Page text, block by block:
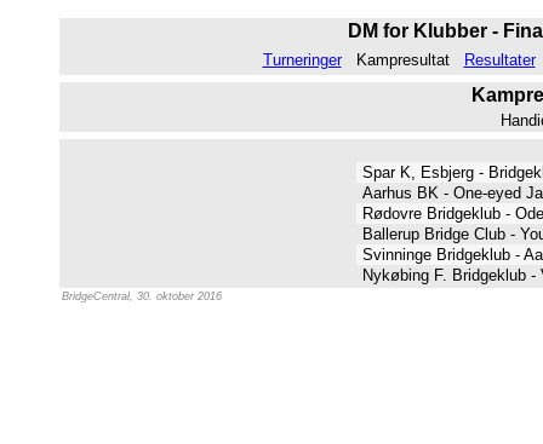
DM for Klubber -
Turneringer Kampresultat Resultater
Spar K, Esbjerg -
Aarhus BK - One-eyed
Rødovre Bridgeklub -
Ballerup Bridge Club -
Svinninge Bridgeklub -
Nykøbing F. Bridgeklub
BridgeCentral, 30. oktober 2016